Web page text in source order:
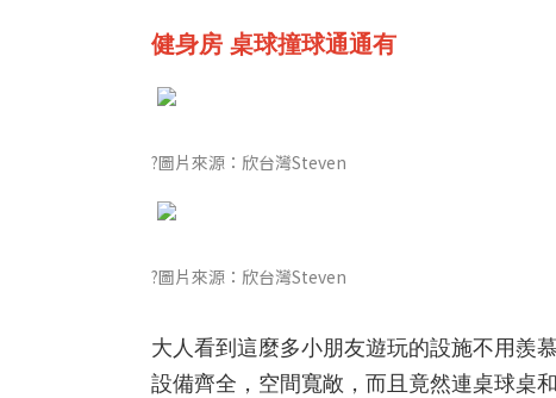
健身房 桌球撞球通通有
?圖片來源：欣台灣Steven
?圖片來源：欣台灣Steven
大人看到這麼多小朋友遊玩的設施不用羨
設備齊全，空間寬敞，而且竟然連桌球桌